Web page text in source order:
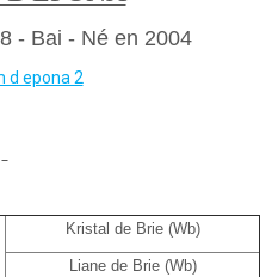
- Bai - Né en 2004
Kristal de Brie (Wb)
Liane de Brie (Wb)